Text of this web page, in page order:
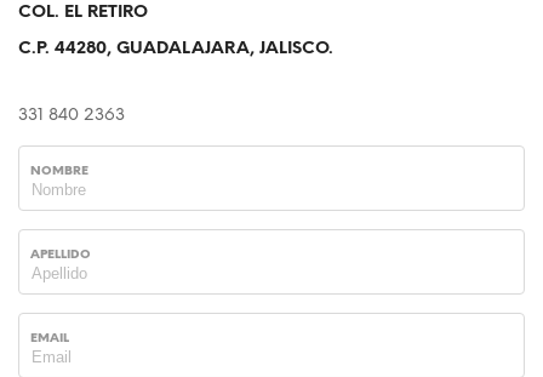
COL. EL RETIRO
C.P. 44280, GUADALAJARA, JALISCO.
331 840 2363
NOMBRE
APELLIDO
EMAIL